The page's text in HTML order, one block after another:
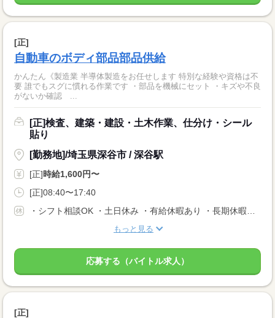
[正]
自動車のボディ部品部品供給
かんたん《製造業 半導体製造をお任せします 特別な経験や資格は不
要 誰でもスグに慣れる作業です ・部品を機械にセット ・キズや不良
がないか確認 ...
[正]検査、建築・建設・土木作業、仕分け・シール
貼り
[勤務地]/埼玉県深谷市 / 深谷駅
[正]時給1,600円〜
[正]08:40〜17:40
もっと見る
応募する（バイトル求人）
[正]